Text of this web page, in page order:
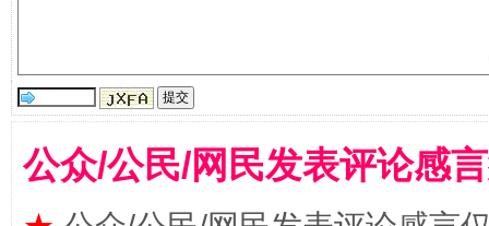
从幼
公众/公民/网民发表评论感